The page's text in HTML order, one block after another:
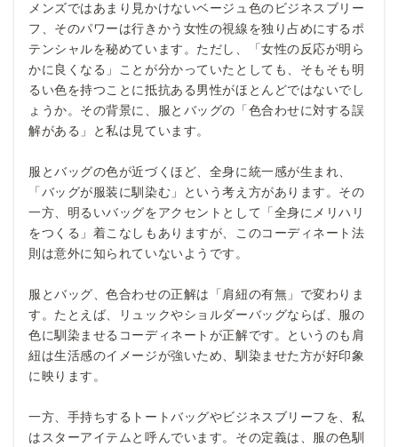
メンズではあまり見かけないベージュ色のビジネスブリー
フ、そのパワーは行きかう女性の視線を独り占めにするポ
テンシャルを秘めています。ただし、「女性の反応が明ら
かに良くなる」ことが分かっていたとしても、そもそも明
るい色を持つことに抵抗ある男性がほとんどではないでし
ょうか。その背景に、服とバッグの「色合わせに対する誤
解がある」と私は見ています。
服とバッグの色が近づくほど、全身に統一感が生まれ、
「バッグが服装に馴染む」という考え方があります。その
一方、明るいバッグをアクセントとして「全身にメリハリ
をつくる」着こなしもありますが、このコーディネート法
則は意外に知られていないようです。
服とバッグ、色合わせの正解は「肩紐の有無」で変わりま
す。たとえば、リュックやショルダーバッグならば、服の
色に馴染ませるコーディネートが正解です。というのも肩
紐は生活感のイメージが強いため、馴染ませた方が好印象
に映ります。
一方、手持ちするトートバッグやビジネスブリーフを、私
はスターアイテムと呼んでいます。その定義は、服の色馴